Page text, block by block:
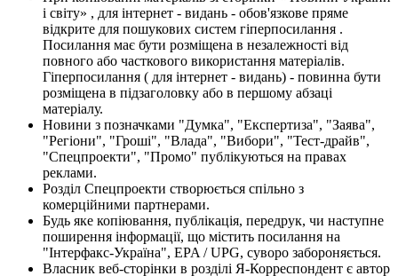
і світу» , для інтернет - видань - обов'язкове пряме
відкрите для пошукових систем гіперпосилання .
Посилання має бути розміщена в незалежності від
повного або часткового використання матеріалів.
Гіперпосилання ( для інтернет - видань) - повинна бути
розміщена в підзаголовку або в першому абзаці
матеріалу.
Новини з позначками "Думка", "Експертиза", "Заява",
"Регіони", "Гроші", "Влада", "Вибори", "Тест-драйв",
"Спецпроекти", "Промо" публікуються на правах
реклами.
Розділ Спецпроекти створюється спільно з
комерційними партнерами.
Будь яке копіювання, публікація, передрук, чи наступне
поширення інформації, що містить посилання на
"Інтерфакс-Україна", EPA / UPG, суворо забороняється.
Власник веб-сторінки в розділі Я-Корреспондент є автор